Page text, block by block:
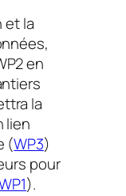
et la
en
la
lien
(WP3)
pour
).